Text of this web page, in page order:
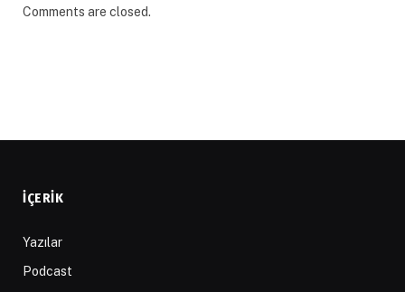
Comments are closed.
İÇERIK
Yazılar
Podcast